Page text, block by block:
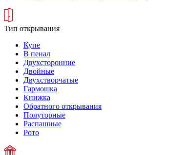
Тип открывания
Купе
В пенал
Двухсторонние
Двойные
Двухстворчатые
Гармошка
Книжка
Обратного открывания
Полуторные
Распашные
Рото